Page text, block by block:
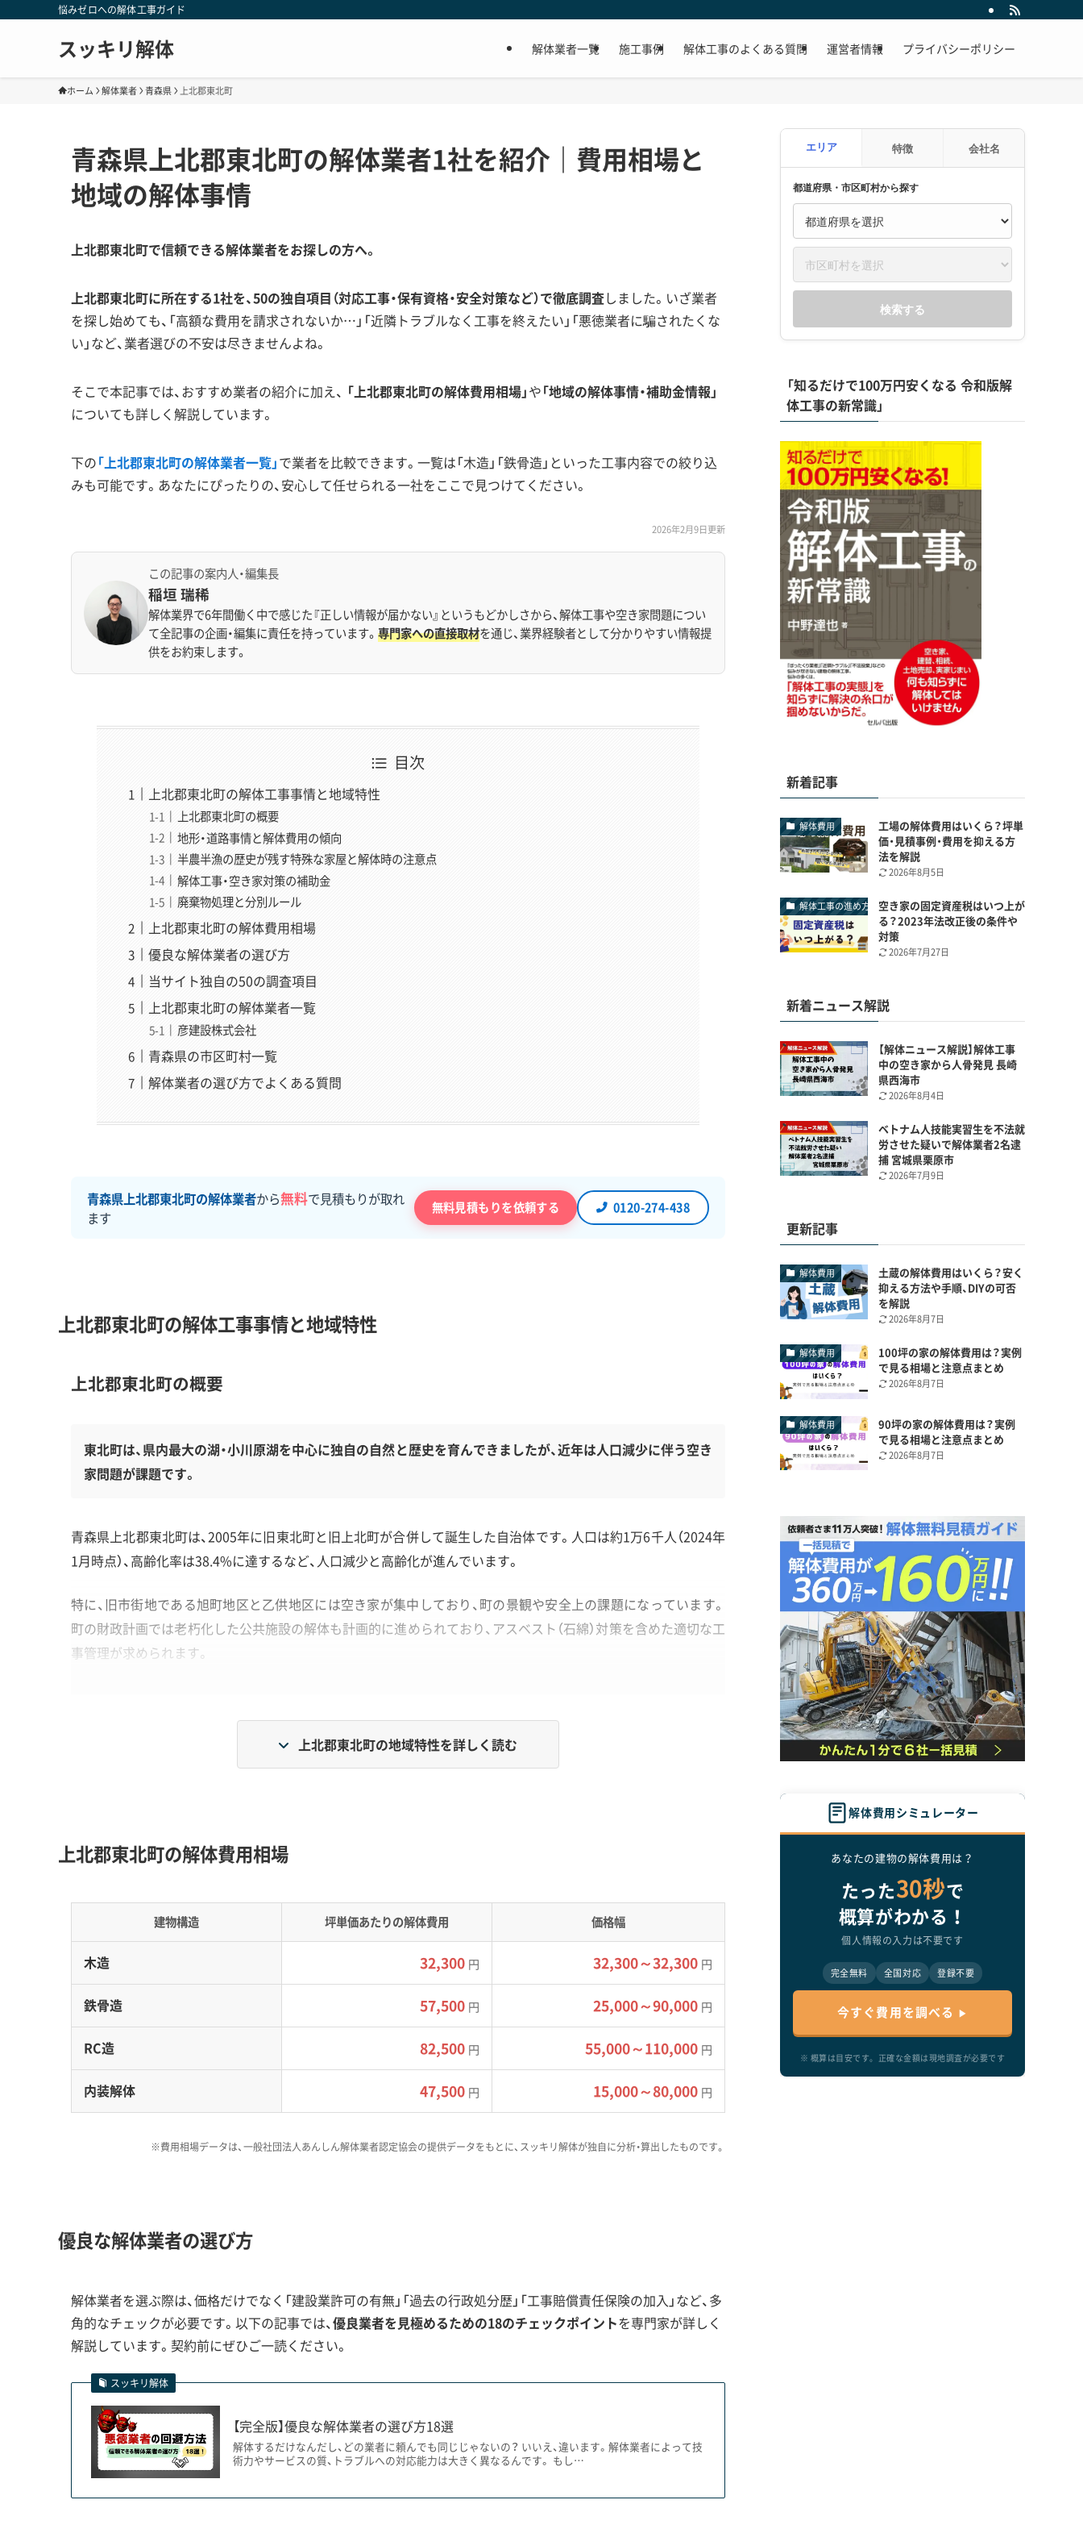
悩みゼロへの解体工事ガイド
スッキリ解体 解体業者一覧 施工事例 解体工事のよくある質問 運営者情報 プライバシーポリシー
ホーム 解体業者 青森県 上北郡東北町
青森県上北郡東北町の解体業者1社を紹介｜費用相場と
地域の解体事情
上北郡東北町で信頼できる解体業者をお探しの方へ。
上北郡東北町に所在する1社を、50の独自項目（対応工事・保有資格・安全対策など）で徹底調査しました。いざ業者
を探し始めても、「高額な費用を請求されないか…」「近隣トラブルなく工事を終えたい」「悪徳業者に騙されたくな
い」など、業者選びの不安は尽きませんよね。
そこで本記事では、おすすめ業者の紹介に加え、 「上北郡東北町の解体費用相場」や「地域の解体事情・補助金情報」
についても詳しく解説しています。
下の「上北郡東北町の解体業者一覧」で業者を比較できます。一覧は「木造」「鉄骨造」といった工事内容での絞り込
みも可能です。あなたにぴったりの、安心して任せられる一社をここで見つけてください。
2026年2月9日更新
この記事の案内人・編集長
稲垣 瑞稀
解体業界で6年間働く中で感じた『正しい情報が届かない』というもどかしさから、解体工事や空き家問題につい
て全記事の企画・編集に責任を持っています。 専門家への直接取材を通じ、業界経験者として分かりやすい情報提
供をお約束します。
目次
上北郡東北町の解体工事事情と地域特性
上北郡東北町の概要
地形・道路事情と解体費用の傾向
半農半漁の歴史が残す特殊な家屋と解体時の注意点
解体工事・空き家対策の補助金
廃棄物処理と分別ルール
上北郡東北町の解体費用相場
優良な解体業者の選び方
当サイト独自の50の調査項目
上北郡東北町の解体業者一覧
彦建設株式会社
青森県の市区町村一覧
解体業者の選び方でよくある質問
青森県上北郡東北町の解体業者から無料で見積もりが取れ
ます
無料見積もりを依頼する 0120-274-438
上北郡東北町の解体工事事情と地域特性
上北郡東北町の概要
東北町は、県内最大の湖・小川原湖を中心に独自の自然と歴史を育んできましたが、近年は人口減少に伴う空き
家問題が課題です。
青森県上北郡東北町は、2005年に旧東北町と旧上北町が合併して誕生した自治体です。人口は約1万6千人（2024年
1月時点）、高齢化率は38.4%に達するなど、人口減少と高齢化が進んでいます。
特に、旧市街地である旭町地区と乙供地区には空き家が集中しており、町の景観や安全上の課題になっています。
町の財政計画では老朽化した公共施設の解体も計画的に進められており、アスベスト（石綿）対策を含めた適切な工
事管理が求められます。
地形・道路事情と解体費用の傾向
地形の特徴：小川原湖周辺の低地は、腐植土や粘性土からなる軟弱な地盤が厚く分布しています。また、太平洋
があり、慎重な作業が求められます。
道路事情：町内には、条例によって車道幅員が3メートルと定められている狭い道路が存在します。これは、意図
的に車両の速度を落とす目的などで設計された背景があります。
費用への影響：
幅員3メートルの道路では大型重機や10トンダンプが入れません。そのため、小型重機での作業
や2トンダンプによる廃材のピストン輸送が必要になり、工期が延びて費用も割高になる傾向があります。加え
て、町全体が「特別豪雪地帯」に指定されているため、冬期間（11月〜3月）の工事は除雪費用などが加算されま
す。
東北町のような地域では、見積書に「土壌調査」や「環境対策費」といった項
ら追加費用をめぐるトラブルになるケースがありました。だからこそ、地
半農半漁の歴史が残す特殊な家屋と解体時の注意点
かつての「半農半漁」という生活様式を反映した古い家には、厩（うまや）跡や舟小屋といった特殊な造りが見ら
れます。そのため解体時には、特有の廃棄物処理や周辺環境への配慮が重要です。
東北町、特に小川原湖周辺の古い家屋には、この地域ならではの生活の歴史が刻まれています。かつて午前中はシ
上北郡東北町の地域特性を詳しく読む
上北郡東北町の解体費用相場
建物構造 坪単価あたりの解体費用 価格幅
木造 32,300 円 32,300～32,300 円
鉄骨造 57,500 円 25,000～90,000 円
RC造 82,500 円 55,000～110,000 円
内装解体 47,500 円 15,000～80,000 円
※費用相場データは、一般社団法人あんしん解体業者認定協会の提供データをもとに、スッキリ解体が独自に分析・算出したものです。
優良な解体業者の選び方
解体業者を選ぶ際は、価格だけでなく「建設業許可の有無」「過去の行政処分歴」「工事賠償責任保険の加入」など、多
角的なチェックが必要です。以下の記事では、優良業者を見極めるための18のチェックポイントを専門家が詳しく
解説しています。契約前にぜひご一読ください。
スッキリ解体
【完全版】優良な解体業者の選び方18選
解体するだけなんだし、どの業者に頼んでも同じじゃないの？ いいえ、違います。解体業者によって技
術力やサービスの質、トラブルへの対応能力は大きく異なるんです。 もし…
エリア 特徴 会社名
都道府県・市区町村から探す
検索する
「知るだけで100万円安くなる 令和版解
体工事の新常識」
新着記事
解体費用
工場の解体費用はいくら？坪単
価・見積事例・費用を抑える方
法を解説
2026年8月5日
解体工事の進め方
空き家の固定資産税はいつ上が
る？2023年法改正後の条件や
対策
2026年7月27日
新着ニュース解説
【解体ニュース解説】解体工事
中の空き家から人骨発見 長崎
県西海市
2026年8月4日
ベトナム人技能実習生を不法就
労させた疑いで解体業者2名逮
捕 宮城県栗原市
2026年7月9日
更新記事
解体費用
土蔵の解体費用はいくら？安く
抑える方法や手順、DIYの可否
を解説
2026年8月7日
解体費用
100坪の家の解体費用は？実例
で見る相場と注意点まとめ
2026年8月7日
解体費用
90坪の家の解体費用は？実例
で見る相場と注意点まとめ
2026年8月7日
解体費用シミュレーター
あなたの建物の解体費用は？
たった30秒で
概算がわかる！
個人情報の入力は不要です
完全無料 全国対応 登録不要
今すぐ費用を調べる
※ 概算は目安です。正確な金額は現地調査が必要です